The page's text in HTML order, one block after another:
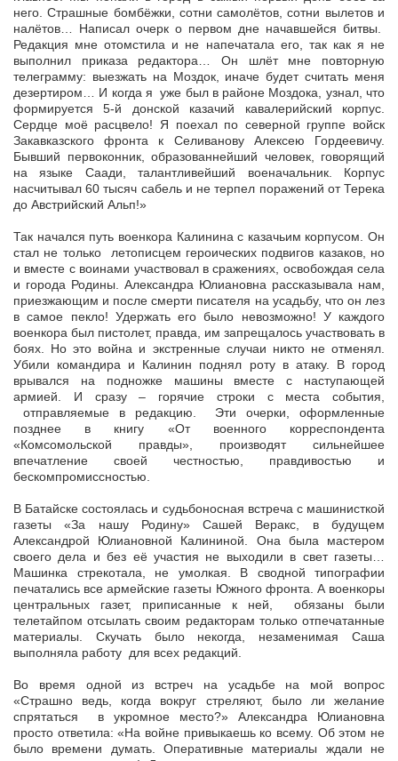
него. Страшные бомбёжки, сотни самолётов, сотни вылетов и
налётов… Написал очерк о первом дне начавшейся битвы.
Редакция мне отомстила и не напечатала его, так как я не
выполнил приказа редактора… Он шлёт мне повторную
телеграмму: выезжать на Моздок, иначе будет считать меня
дезертиром… И когда я уже был в районе Моздока, узнал, что
формируется 5-й донской казачий кавалерийский корпус.
Сердце моё расцвело! Я поехал по северной группе войск
Закавказского фронта к Селиванову Алексею Гордеевичу.
Бывший первоконник, образованнейший человек, говорящий
на языке Саади, талантливейший военачальник. Корпус
насчитывал 60 тысяч сабель и не терпел поражений от Терека
до Австрийский Альп!»
Так начался путь военкора Калинина с казачьим корпусом. Он
стал не только летописцем героических подвигов казаков, но
и вместе с воинами участвовал в сражениях, освобождая села
и города Родины. Александра Юлиановна рассказывала нам,
приезжающим и после смерти писателя на усадьбу, что он лез
в самое пекло! Удержать его было невозможно! У каждого
военкора был пистолет, правда, им запрещалось участвовать в
боях. Но это война и экстренные случаи никто не отменял.
Убили командира и Калинин поднял роту в атаку. В город
врывался на подножке машины вместе с наступающей
армией. И сразу – горячие строки с места события,
отправляемые в редакцию. Эти очерки, оформленные
позднее в книгу «От военного корреспондента
«Комсомольской правды», производят сильнейшее
впечатление своей честностью, правдивостью и
бескомпромиссностью.
В Батайске состоялась и судьбоносная встреча с машинисткой
газеты «За нашу Родину» Сашей Веракс, в будущем
Александрой Юлиановной Калининой. Она была мастером
своего дела и без её участия не выходили в свет газеты…
Машинка стрекотала, не умолкая. В сводной типографии
печатались все армейские газеты Южного фронта. А военкоры
центральных газет, приписанные к ней, обязаны были
телетайпом отсылать своим редакторам только отпечатанные
материалы. Скучать было некогда, незаменимая Саша
выполняла работу для всех редакций.
Во время одной из встреч на усадьбе на мой вопрос
«Страшно ведь, когда вокруг стреляют, было ли желание
спрятаться в укромное место?» Александра Юлиановна
просто ответила: «На войне привыкаешь ко всему. Об этом не
было времени думать. Оперативные материалы ждали не